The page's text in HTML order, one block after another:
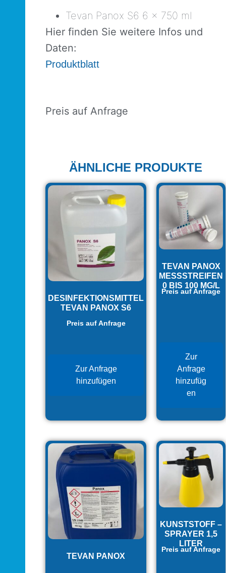
Tevan Panox S6 6 x 750 ml
Hier finden Sie weitere Infos und
Daten:
Produktblatt
Preis auf Anfrage
ÄHNLICHE PRODUKTE
DESINFEKTIONSMITTEL
TEVAN PANOX S6
Preis auf Anfrage
Zur Anfrage
hinzufügen
TEVAN PANOX
MESSSTREIFEN
0 BIS 100 MG/L
Preis auf Anfrage
Zur
Anfrage
hinzufüg
en
TEVAN PANOX
KUNSTSTOFF –
SPRAYER 1,5
LITER
Preis auf Anfrage